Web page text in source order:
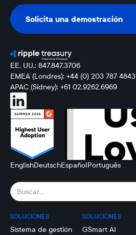
Solicita una demostración
Solicita una demostración
EE. UU.: 847.847.3706
EMEA (Londres): +44 (0) 203 787 4843
APAC (Sídney): +61 02.9262.6969
EnglishDeutschEspañolPortuguês
SOLUCIONES
Sistema de gestión
SOLUCIONES
GSmart AI